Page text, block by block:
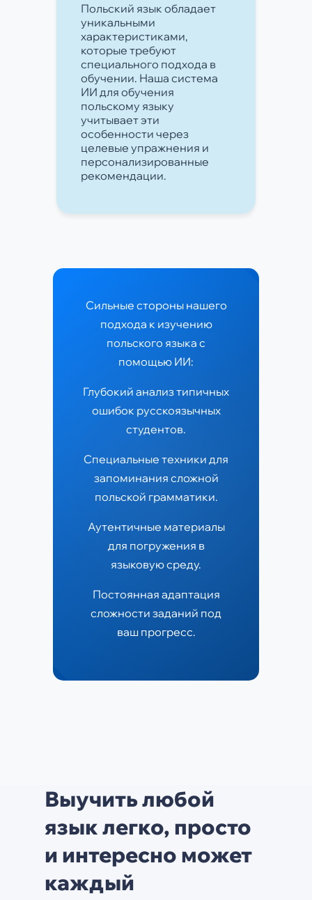
Польский язык обладает
уникальными
характеристиками,
которые требуют
специального подхода в
обучении. Наша система
ИИ для обучения
польскому языку
учитывает эти
особенности через
целевые упражнения и
персонализированные
рекомендации.
Сильные стороны нашего
подхода к изучению
польского языка с
помощью ИИ:
Глубокий анализ типичных
ошибок русскоязычных
студентов.
Специальные техники для
запоминания сложной
польской грамматики.
Аутентичные материалы
для погружения в
языковую среду.
Постоянная адаптация
сложности заданий под
ваш прогресс.
Выучить любой
язык легко, просто
и интересно может
каждый